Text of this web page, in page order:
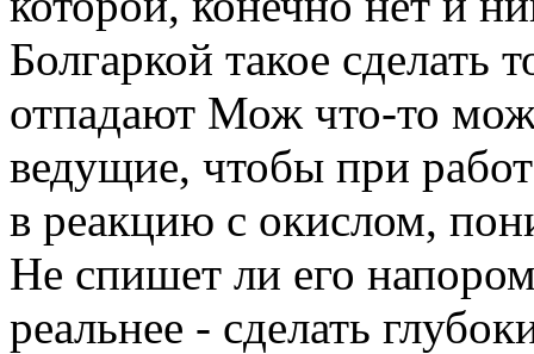
Болгаркой такое сделать
отпадают Мож что-то
ведущие, чтобы при
в реакцию с окислом,
Не спишет ли его
реальнее - сделать